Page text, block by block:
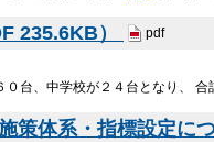
235.6KB） pdf
台、中学校が２４台となり、
策体系・指標設定に